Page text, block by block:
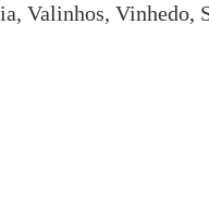
Valinhos, Vinhedo,